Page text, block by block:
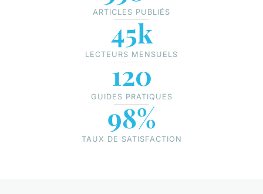
ARTICLES PUBLIÉS
45k
LECTEURS MENSUELS
120
GUIDES PRATIQUES
98%
TAUX DE SATISFACTION